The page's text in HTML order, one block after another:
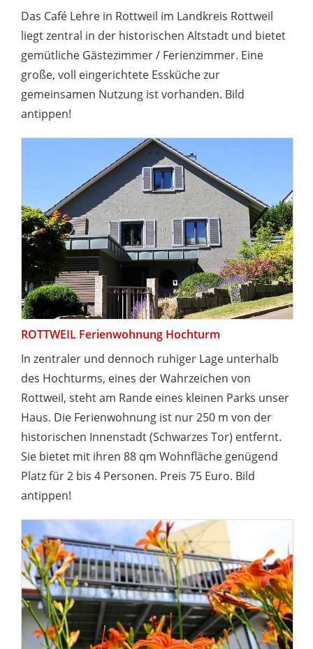
Das Café Lehre in Rottweil im Landkreis Rottweil
liegt zentral in der historischen Altstadt und bietet
gemütliche Gästezimmer / Ferienzimmer. Eine
große, voll eingerichtete Essküche zur
gemeinsamen Nutzung ist vorhanden. Bild
antippen!
ROTTWEIL Ferienwohnung Hochturm
In zentraler und dennoch ruhiger Lage unterhalb
des Hochturms, eines der Wahrzeichen von
Rottweil, steht am Rande eines kleinen Parks unser
Haus. Die Ferienwohnung ist nur 250 m von der
historischen Innenstadt (Schwarzes Tor) entfernt.
Sie bietet mit ihren 88 qm Wohnfläche genügend
Platz für 2 bis 4 Personen. Preis 75 Euro. Bild
antippen!